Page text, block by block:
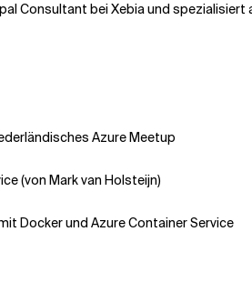
Consultant bei Xebia und
Azure Meetup
(von Mark van Holsteijn)
Docker und Azure Container Service